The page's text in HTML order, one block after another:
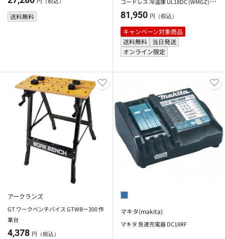
送料無料
電池セット＋進呈品 蓄電池付
81,950 円（税込）
キャンペーン対象商品
送料無料
当日発送
オンライン限定
アークランズ
GT ワークベンチバイス GTWBー300 作
業台
4,378 円（税込）
マキタ(makita)
マキタ 急速充電器 DC18RF